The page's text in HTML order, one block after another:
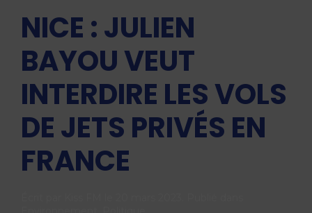
NICE : JULIEN
BAYOU VEUT
INTERDIRE LES VOLS
DE JETS PRIVÉS EN
FRANCE